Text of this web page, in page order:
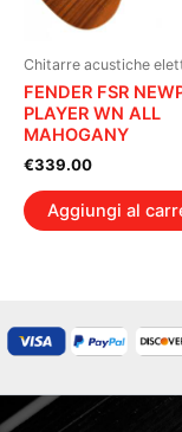
Chitarre acustiche
FENDER FSR
PLAYER WN ALL
MAHOGANY
€339.00
Aggiungi al